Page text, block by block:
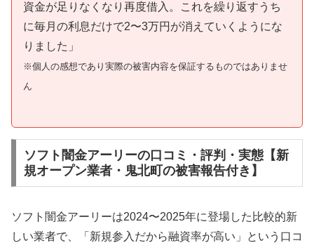
資金が足りなくなり再度借入。これを繰り返すうち
に毎月の利息だけで2〜3万円が消えていくようにな
りました」
※個人の感想であり実際の被害内容を保証するものではありませ
ん
ソフト闇金アーリーの口コミ・評判・実態【新
規オープン業者・鬼北町の被害報告付き】
ソフト闇金アーリーは2024〜2025年に登場した比較的新
しい業者で、「新規参入だから融資率が高い」という口コ